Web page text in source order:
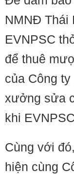
NMNĐ Thái
EVNPSC
để thuê
của Công
xưởng sửa
khi
Cùng với
hiện cùng